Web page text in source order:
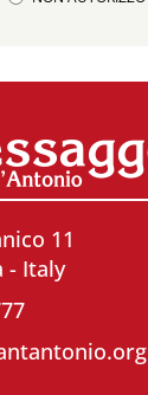
11
- Italy